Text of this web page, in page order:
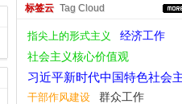
标签云 Tag Cloud
指尖上的形式主义
经济工作
社会主义核心价值观
习近平新时代中国特色社会主
干部作风建设 群众工作